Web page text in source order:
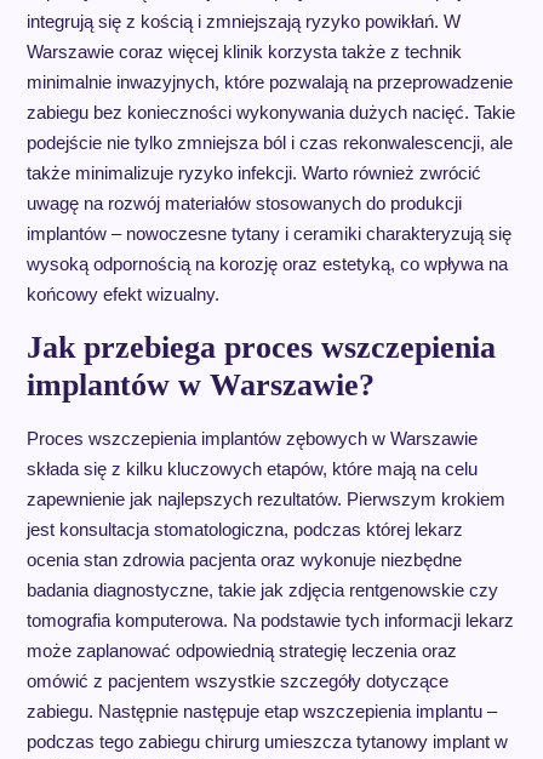
integrują się z kością i zmniejszają ryzyko powikłań. W
Warszawie coraz więcej klinik korzysta także z technik
minimalnie inwazyjnych, które pozwalają na przeprowadzenie
zabiegu bez konieczności wykonywania dużych nacięć. Takie
podejście nie tylko zmniejsza ból i czas rekonwalescencji, ale
także minimalizuje ryzyko infekcji. Warto również zwrócić
uwagę na rozwój materiałów stosowanych do produkcji
implantów – nowoczesne tytany i ceramiki charakteryzują się
wysoką odpornością na korozję oraz estetyką, co wpływa na
końcowy efekt wizualny.
Jak przebiega proces wszczepienia
implantów w Warszawie?
Proces wszczepienia implantów zębowych w Warszawie
składa się z kilku kluczowych etapów, które mają na celu
zapewnienie jak najlepszych rezultatów. Pierwszym krokiem
jest konsultacja stomatologiczna, podczas której lekarz
ocenia stan zdrowia pacjenta oraz wykonuje niezbędne
badania diagnostyczne, takie jak zdjęcia rentgenowskie czy
tomografia komputerowa. Na podstawie tych informacji lekarz
może zaplanować odpowiednią strategię leczenia oraz
omówić z pacjentem wszystkie szczegóły dotyczące
zabiegu. Następnie następuje etap wszczepienia implantu –
podczas tego zabiegu chirurg umieszcza tytanowy implant w